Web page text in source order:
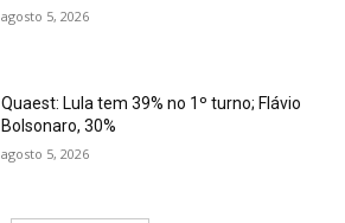
agosto 5, 2026
Quaest: Lula tem 39% no 1º turno; Flávio
Bolsonaro, 30%
agosto 5, 2026